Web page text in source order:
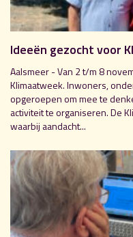
Ideeën gezocht voor
Aalsmeer - Van 2 t/m 8
Klimaatweek. Inwoners,
opgeroepen om mee te
activiteit te organiseren. De
waarbij aandacht...